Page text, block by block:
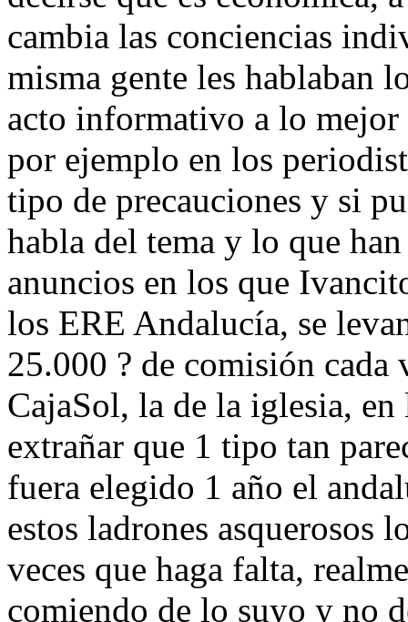
cambia las conciencias
misma gente les hablaban
acto informativo a lo mejor
por ejemplo en los
tipo de precauciones y si
habla del tema y lo que
anuncios en los que
los ERE Andalucía, se
25.000 ? de comisión cada
CajaSol, la de la iglesia,
extrañar que 1 tipo tan
fuera elegido 1 año el
estos ladrones asquerosos
veces que haga falta,
comiendo de lo suyo y no